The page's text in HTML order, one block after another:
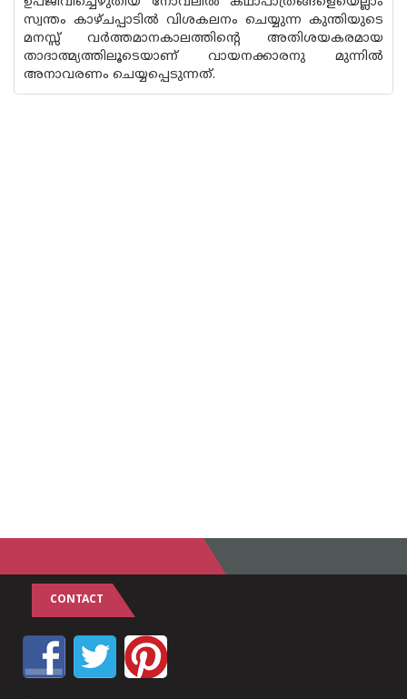
സ്വന്തം കാഴ്‌ചപ്പാടിൽ വിശകലനം ചെയ്യുന്ന കുന്തിയുടെ
മനസ്സ് വർത്തമാനകാലത്തിൻ്റെ അതിശയകരമായ
താദാത്മ്യത്തിലൂടെയാണ് വായനക്കാരനു മുന്നിൽ
അനാവരണം ചെയ്യപ്പെടുന്നത്.
CONTACT